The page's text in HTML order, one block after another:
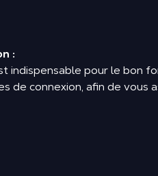
:
indispensable pour le bon
de connexion, afin de vous